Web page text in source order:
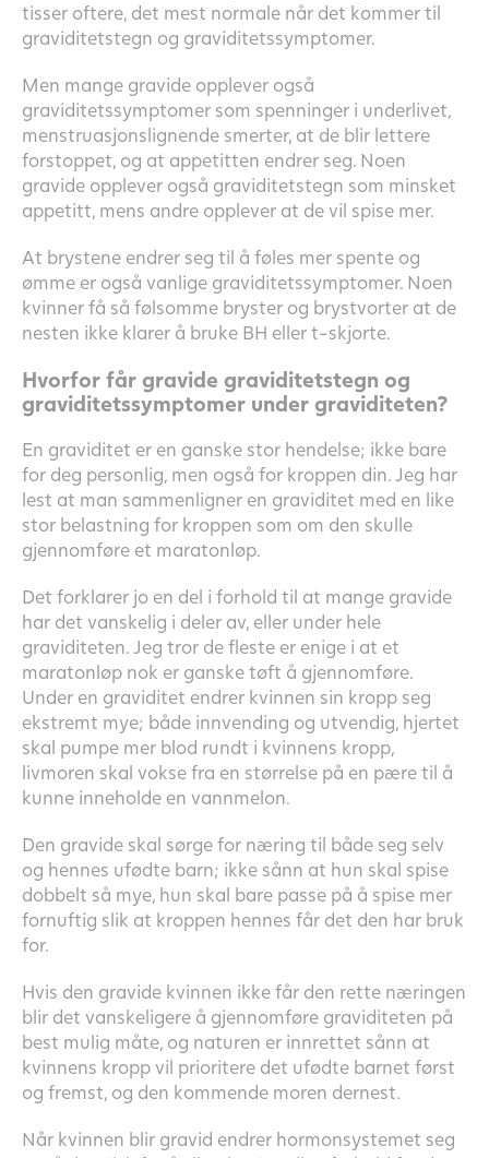
tisser oftere, det mest normale når det kommer til
graviditetstegn og graviditetssymptomer.
Men mange gravide opplever også
graviditetssymptomer som spenninger i underlivet,
menstruasjonslignende smerter, at de blir lettere
forstoppet, og at appetitten endrer seg. Noen
gravide opplever også graviditetstegn som minsket
appetitt, mens andre opplever at de vil spise mer.
At brystene endrer seg til å føles mer spente og
ømme er også vanlige graviditetssymptomer. Noen
kvinner få så følsomme bryster og brystvorter at de
nesten ikke klarer å bruke BH eller t-skjorte.
Hvorfor får gravide graviditetstegn og
graviditetssymptomer under graviditeten?
En graviditet er en ganske stor hendelse; ikke bare
for deg personlig, men også for kroppen din. Jeg har
lest at man sammenligner en graviditet med en like
stor belastning for kroppen som om den skulle
gjennomføre et maratonløp.
Det forklarer jo en del i forhold til at mange gravide
har det vanskelig i deler av, eller under hele
graviditeten. Jeg tror de fleste er enige i at et
maratonløp nok er ganske tøft å gjennomføre.
Under en graviditet endrer kvinnen sin kropp seg
ekstremt mye; både innvending og utvendig, hjertet
skal pumpe mer blod rundt i kvinnens kropp,
livmoren skal vokse fra en størrelse på en pære til å
kunne inneholde en vannmelon.
Den gravide skal sørge for næring til både seg selv
og hennes ufødte barn; ikke sånn at hun skal spise
dobbelt så mye, hun skal bare passe på å spise mer
fornuftig slik at kroppen hennes får det den har bruk
for.
Hvis den gravide kvinnen ikke får den rette næringen
blir det vanskeligere å gjennomføre graviditeten på
best mulig måte, og naturen er innrettet sånn at
kvinnens kropp vil prioritere det ufødte barnet først
og fremst, og den kommende moren dernest.
Når kvinnen blir gravid endrer hormonsystemet seg